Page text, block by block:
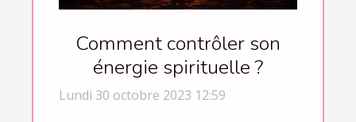
Comment contrôler son
énergie spirituelle ?
Lundi 30 octobre 2023 12:59